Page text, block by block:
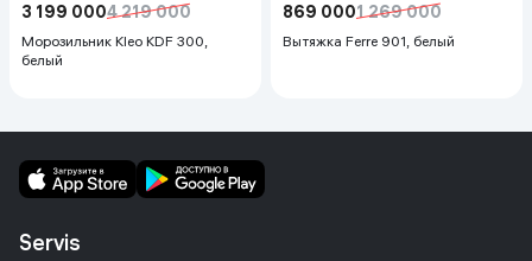
3 199 0004 219 000
Морозильник Kleo KDF 300,
белый
869 0001 269 000
Вытяжка Ferre 901, белый
Servis